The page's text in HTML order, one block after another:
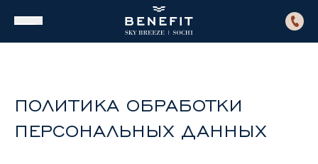
ПОЛИТИКА ОБРАБОТКИ
ПЕРСОНАЛЬНЫХ ДАННЫХ